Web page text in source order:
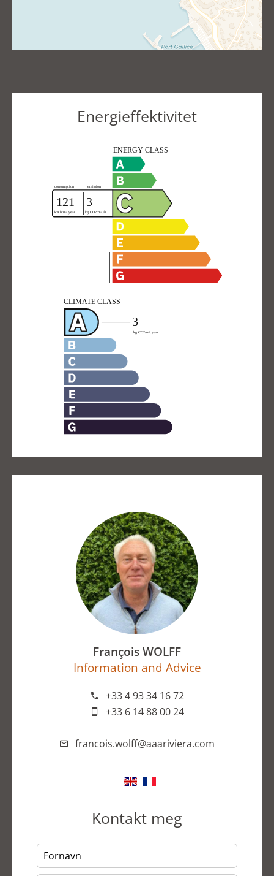
François WOLFF
Information and Advice
+33 4 93 34 16 72
+33 6 14 88 00 24
francois.wolff@aaariviera.com
Kontakt meg
Energieffektivitet